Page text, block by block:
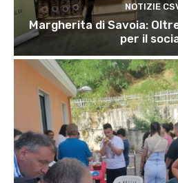
NOTIZIE
Margherita di Savoia:
per il